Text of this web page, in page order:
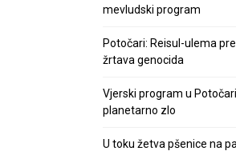
mevludski program
Potočari: Reisul-ulema
žrtava genocida
Vjerski program u
planetarno zlo
U toku žetva pšenice na